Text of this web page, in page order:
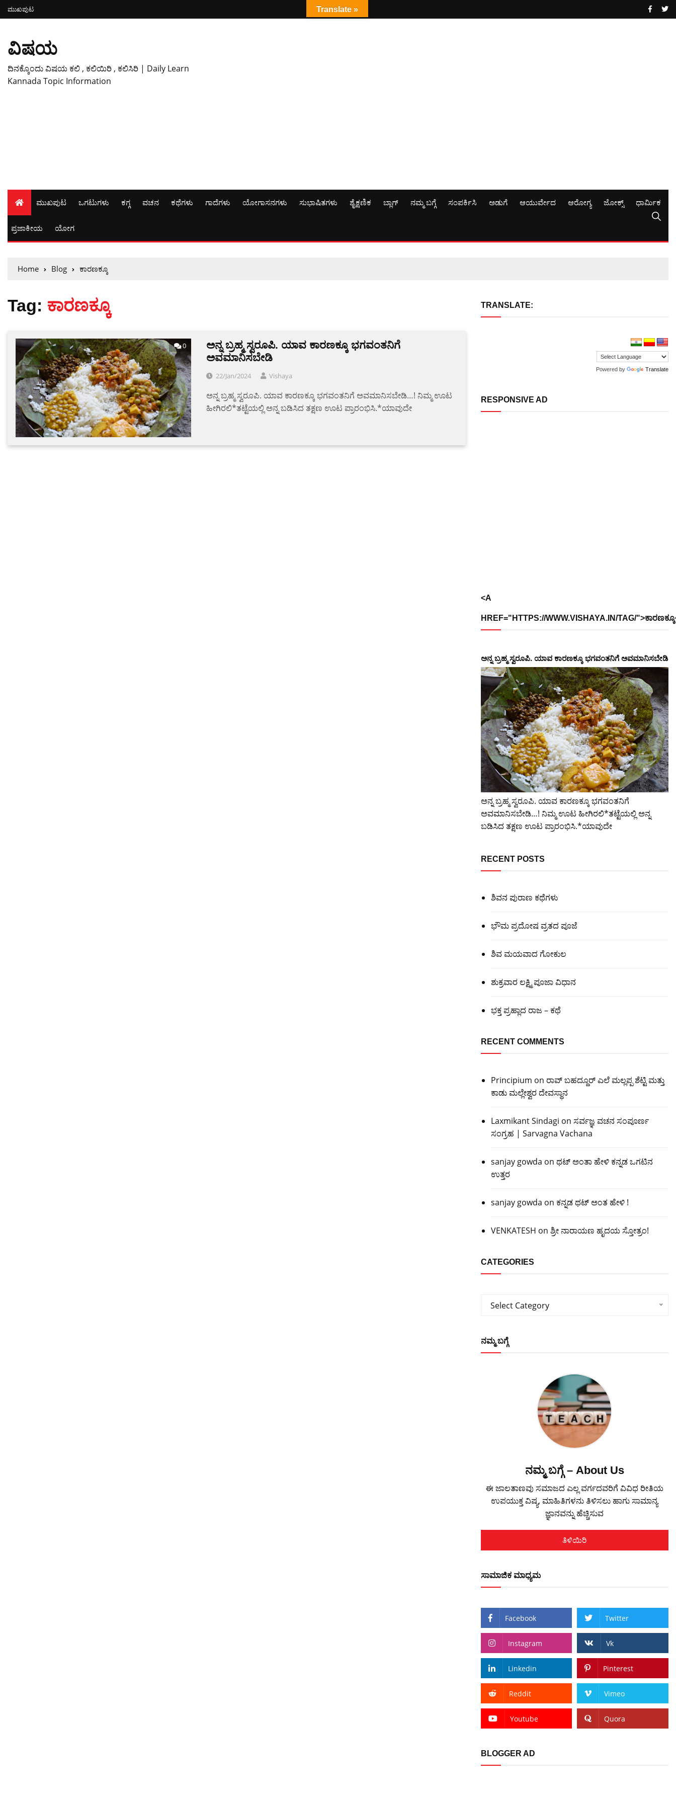
ಮುಖಪುಟ
ವಿಷಯ
ದಿನಕ್ಕೊಂದು ವಿಷಯ ಕಲಿ , ಕಲಿಯಿರಿ , ಕಲಿಸಿರಿ | Daily Learn
Kannada Topic Information
ಮುಖಪುಟ ಒಗಟುಗಳು ಕಗ್ಗ ವಚನ ಕಥೆಗಳು ಗಾದೆಗಳು ಯೋಗಾಸನಗಳು ಸುಭಾಷಿತಗಳು ಶೈಕ್ಷಣಿಕ ಬ್ಲಾಗ್ ನಮ್ಮ ಬಗ್ಗೆ ಸಂಪರ್ಕಿಸಿ ಅಡುಗೆ ಆಯುರ್ವೇದ ಆರೋಗ್ಯ ಜೋಕ್ಸ್ ಧಾರ್ಮಿಕ
ಪ್ರಜಾಕೀಯ ಯೋಗ
Home Blog ಕಾರಣಕ್ಕೂ
Tag: ಕಾರಣಕ್ಕೂ
0
ಅನ್ನ ಬ್ರಹ್ಮ ಸ್ವರೂಪಿ. ಯಾವ ಕಾರಣಕ್ಕೂ ಭಗವಂತನಿಗೆ
ಅವಮಾನಿಸಬೇಡಿ
22/Jan/2024 Vishaya
ಅನ್ನ ಬ್ರಹ್ಮ ಸ್ವರೂಪಿ. ಯಾವ ಕಾರಣಕ್ಕೂ ಭಗವಂತನಿಗೆ ಅವಮಾನಿಸಬೇಡಿ…! ನಿಮ್ಮ ಊಟ
ಹೀಗಿರಲಿ*ತಟ್ಟೆಯಲ್ಲಿ ಅನ್ನ ಬಡಿಸಿದ ತಕ್ಷಣ ಊಟ ಪ್ರಾರಂಭಿಸಿ.*ಯಾವುದೇ
TRANSLATE:
Powered by Translate
RESPONSIVE AD
<A
HREF="HTTPS://WWW.VISHAYA.IN/TAG/
ಅನ್ನ ಬ್ರಹ್ಮ ಸ್ವರೂಪಿ. ಯಾವ ಕಾರಣಕ್ಕೂ ಭಗವಂತನಿಗೆ ಅವಮಾನಿಸಬೇಡಿ
ಅನ್ನ ಬ್ರಹ್ಮ ಸ್ವರೂಪಿ. ಯಾವ ಕಾರಣಕ್ಕೂ ಭಗವಂತನಿಗೆ
ಅವಮಾನಿಸಬೇಡಿ…! ನಿಮ್ಮ ಊಟ ಹೀಗಿರಲಿ*ತಟ್ಟೆಯಲ್ಲಿ ಅನ್ನ
ಬಡಿಸಿದ ತಕ್ಷಣ ಊಟ ಪ್ರಾರಂಭಿಸಿ.*ಯಾವುದೇ
RECENT POSTS
ಶಿವನ ಪುರಾಣ ಕಥೆಗಳು
ಭೌಮ ಪ್ರದೋಷ ವ್ರತದ ಪೂಜೆ
ಶಿವ ಮಯವಾದ ಗೋಕುಲ
ಶುಕ್ರವಾರ ಲಕ್ಷ್ಮಿ ಪೂಜಾ ವಿಧಾನ
ಭಕ್ತ ಪ್ರಹ್ಲಾದ ರಾಜ – ಕಥೆ
RECENT COMMENTS
Principium on ರಾವ್ ಬಹದ್ದೂರ್ ಎಲೆ ಮಲ್ಲಪ್ಪ ಶೆಟ್ಟಿ ಮತ್ತು
ಕಾಡು ಮಲ್ಲೇಶ್ವರ ದೇವಸ್ಥಾನ
Laxmikant Sindagi on ಸರ್ವಜ್ಞ ವಚನ ಸಂಪೂರ್ಣ
ಸಂಗ್ರಹ | Sarvagna Vachana
sanjay gowda on ಥಟ್ ಅಂತಾ ಹೇಳಿ ಕನ್ನಡ ಒಗಟಿನ
ಉತ್ತರ
sanjay gowda on ಕನ್ನಡ ಥಟ್ ಅಂತ ಹೇಳಿ !
VENKATESH on ಶ್ರೀ ನಾರಾಯಣ ಹೃದಯ ಸ್ತೋತ್ರಂ!
CATEGORIES
Categories
Select Category
ನಮ್ಮ ಬಗ್ಗೆ
ನಮ್ಮ ಬಗ್ಗೆ – About Us
ಈ ಜಾಲತಾಣವು ಸಮಾಜದ ಎಲ್ಲ ವರ್ಗದವರಿಗೆ ವಿವಿಧ ರೀತಿಯ
ಉಪಯುಕ್ತ ವಿಷ್ಯ, ಮಾಹಿತಿಗಳನು ತಿಳಿಸಲು ಹಾಗು ಸಾಮಾನ್ಯ
ಜ್ಞಾನವನ್ನು ಹೆಚ್ಚಿಸುವ
ತಿಳಿಯಿರಿ
ಸಾಮಾಜಿಕ ಮಾಧ್ಯಮ
Facebook Twitter
Instagram Vk
Linkedin Pinterest
Reddit Vimeo
Youtube Quora
BLOGGER AD
Translate »